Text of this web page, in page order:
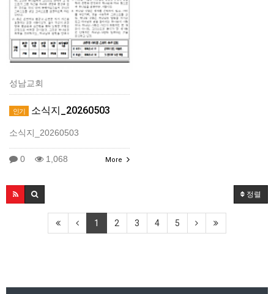
성남교회
인기 소식지_20260503
소식지_20260503
0 1,068 More
정렬
1 2 3 4 5